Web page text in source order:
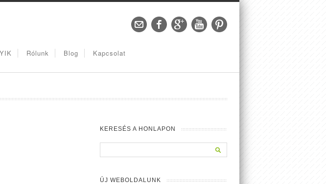
Rólunk Blog Kapcsolat
KERESÉS A HONLAPON
ÚJ WEBOLDALUNK